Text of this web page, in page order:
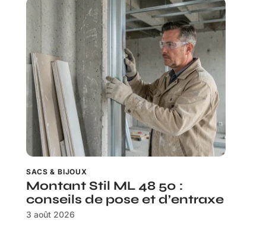
SACS & BIJOUX
Montant Stil ML 48 50 :
conseils de pose et d’entraxe
3 août 2026